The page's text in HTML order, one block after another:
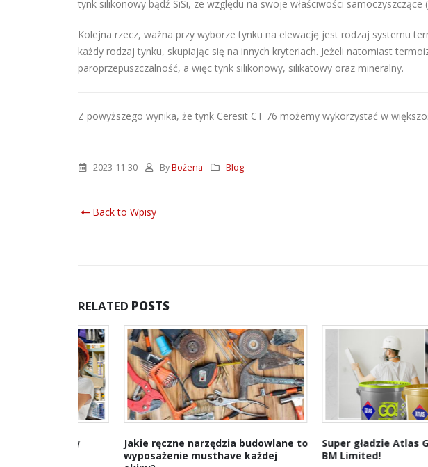
tynk silikonowy bądź SiSi, ze względu na swoje właściwości
Kolejna rzecz, ważna przy wyborze tynku na elewację jest rodzaj systemu
każdy rodzaj tynku, skupiając się na innych kryteriach. Jeżeli natomiast
paroprzepuszczalność, a więc tynk silikonowy, silikatowy oraz mineralny.
Z powyższego wynika, że tynk Ceresit CT 76 możemy wykorzystać w
2023-11-30 ByBożena Blog
Back to Wpisy
RELATED POSTS
Jakie ręczne narzędzia budowlane to
wyposażenie musthave każdej
Super gładzie Atlas Go i GTA
BM Limited!